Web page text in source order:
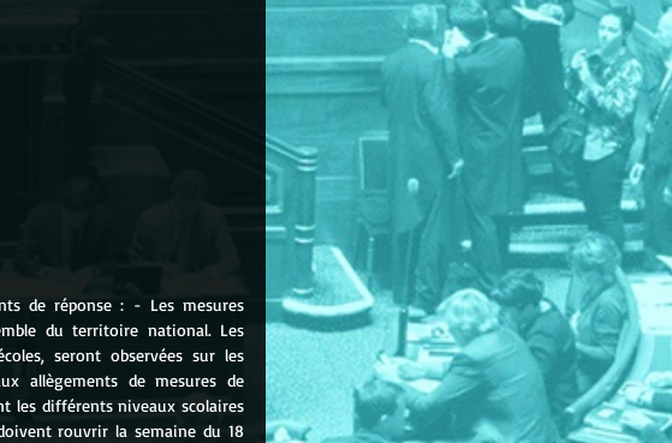
de réponse : - Les mesures
du territoire national. Les
seront observées sur les
allègements de mesures de
les différents niveaux scolaires
rouvrir la semaine du 18